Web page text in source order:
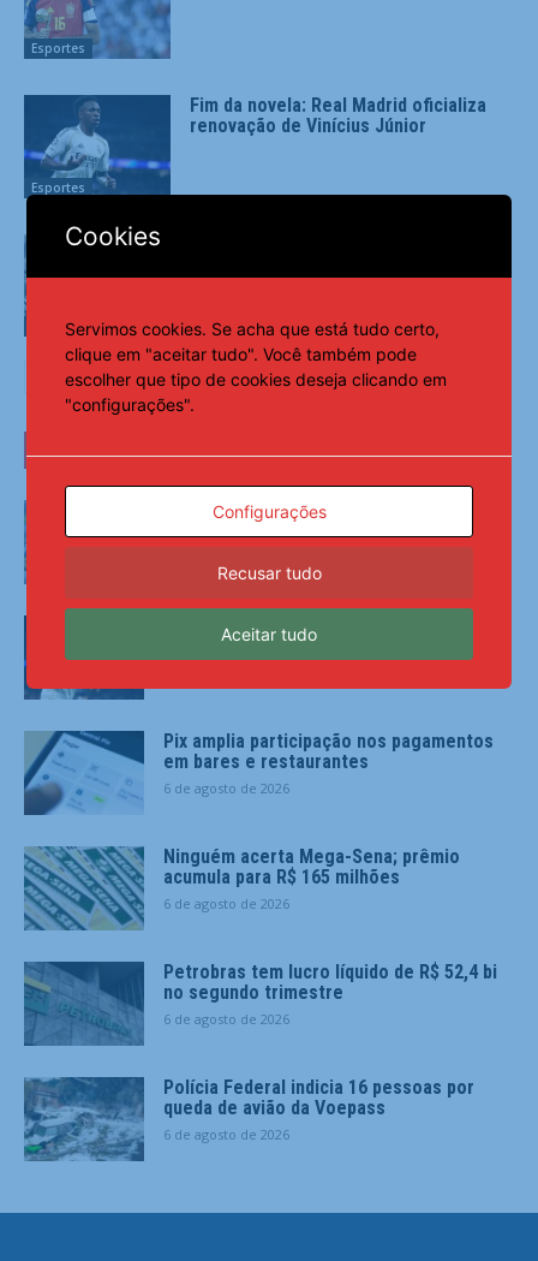
Esportes
Esportes
Fim da novela: Real Madrid oficializa
renovação de Vinícius Júnior
Esportes
de 1977
ÚLTIMAS NOTÍCIAS
Real Madrid fez proposta irrecusável, mas
Rodri deu o ‘sim’ ao Barcelona
Fim da novela: Real Madrid oficializa
renovação de Vinícius Júnior
Pix amplia participação nos pagamentos
em bares e restaurantes
6 de agosto de 2026
Ninguém acerta Mega-Sena; prêmio
acumula para R$ 165 milhões
6 de agosto de 2026
Petrobras tem lucro líquido de R$ 52,4 bi
no segundo trimestre
6 de agosto de 2026
Polícia Federal indicia 16 pessoas por
queda de avião da Voepass
6 de agosto de 2026
Cookies
Servimos cookies. Se acha que está tudo certo,
clique em "aceitar tudo". Você também pode
escolher que tipo de cookies deseja clicando em
"configurações".
Configurações
Recusar tudo
Aceitar tudo